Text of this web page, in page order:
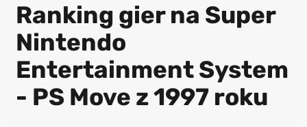
Ranking gier na Super
Nintendo
Entertainment System
- PS Move z 1997 roku